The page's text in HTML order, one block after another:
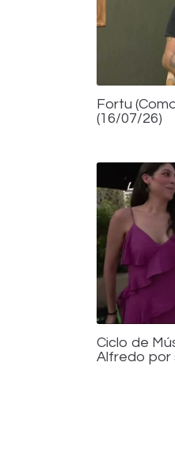
Fortu
(16/07/26)
Ciclo de
Alfredo por